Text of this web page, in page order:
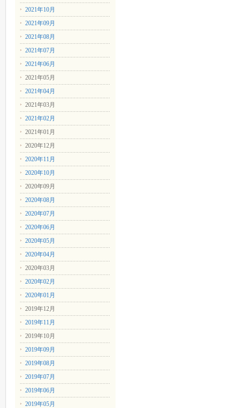
2021年10月
2021年09月
2021年08月
2021年07月
2021年06月
2021年05月
2021年04月
2021年03月
2021年02月
2021年01月
2020年12月
2020年11月
2020年10月
2020年09月
2020年08月
2020年07月
2020年06月
2020年05月
2020年04月
2020年03月
2020年02月
2020年01月
2019年12月
2019年11月
2019年10月
2019年09月
2019年08月
2019年07月
2019年06月
2019年05月